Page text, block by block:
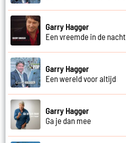
Garry Hagger
Een vreemde in de nacht
Garry Hagger
Een wereld voor altijd
Garry Hagger
Ga je dan mee